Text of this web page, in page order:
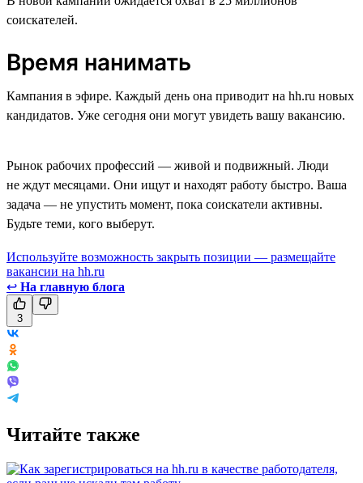
соискателей.
Время нанимать
Кампания в эфире. Каждый день она приводит на hh.ru новых
кандидатов. Уже сегодня они могут увидеть вашу вакансию.
Рынок рабочих профессий — живой и подвижный. Люди
не ждут месяцами. Они ищут и находят работу быстро. Ваша
задача — не упустить момент, пока соискатели активны.
Будьте теми, кого выберут.
Используйте возможность закрыть позиции — размещайте
вакансии на hh.ru
↩ На главную блога
3
Читайте также